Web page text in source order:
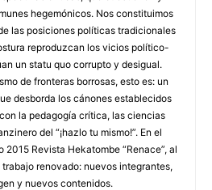
hegemónicos. Nos constituimos
las posiciones políticas tradicionales
reproduzcan los vicios político-
un statu quo corrupto y desigual.
de fronteras borrosas, esto es: un
desborda los cánones establecidos
la pedagogía crítica, las ciencias
del “¡hazlo tu mismo!”. En el
2015 Revista Hekatombe “Renace”, al
renovado: nuevos integrantes,
y nuevos contenidos.